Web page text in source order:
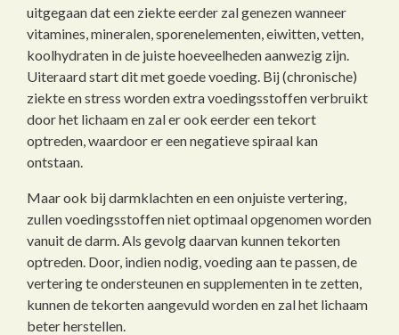
uitgegaan dat een ziekte eerder zal genezen wanneer
vitamines, mineralen, sporenelementen, eiwitten, vetten,
koolhydraten in de juiste hoeveelheden aanwezig zijn.
Uiteraard start dit met goede voeding. Bij (chronische)
ziekte en stress worden extra voedingsstoffen verbruikt
door het lichaam en zal er ook eerder een tekort
optreden, waardoor er een negatieve spiraal kan
ontstaan.
Maar ook bij darmklachten en een onjuiste vertering,
zullen voedingsstoffen niet optimaal opgenomen worden
vanuit de darm. Als gevolg daarvan kunnen tekorten
optreden. Door, indien nodig, voeding aan te passen, de
vertering te ondersteunen en supplementen in te zetten,
kunnen de tekorten aangevuld worden en zal het lichaam
beter herstellen.